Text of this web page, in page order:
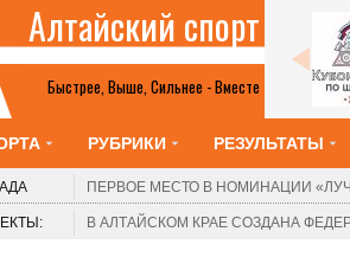
Быстрее, Выше, Сильнее - Вместе
Алтайский спорт
РУБРИКИ РЕЗУЛЬТАТЫ
ПЕРВОЕ МЕСТО В НОМИНАЦИИ
В АЛТАЙСКОМ КРАЕ СОЗДАНА